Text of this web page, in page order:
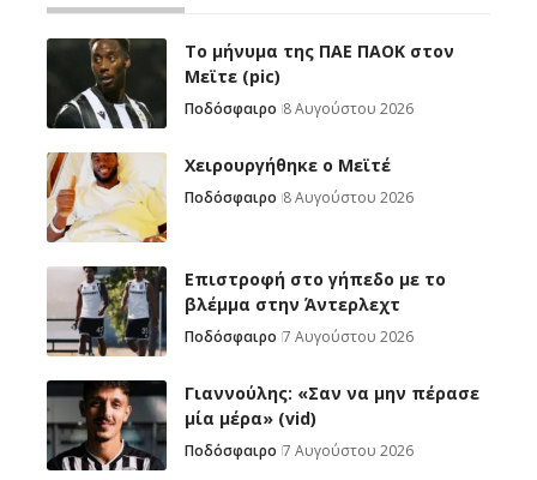
Το μήνυμα της ΠΑΕ ΠΑΟΚ στον
Μεϊτε (pic)
Ποδόσφαιρο 8 Αυγούστου 2026
Χειρουργήθηκε ο Μεϊτέ
Ποδόσφαιρο 8 Αυγούστου 2026
Επιστροφή στο γήπεδο με το
βλέμμα στην Άντερλεχτ
Ποδόσφαιρο 7 Αυγούστου 2026
Γιαννούλης: «Σαν να μην πέρασε
μία μέρα» (vid)
Ποδόσφαιρο 7 Αυγούστου 2026